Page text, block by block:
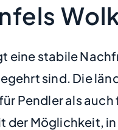
eine stabile
sind. Die
Pendler als
Möglichkeit,